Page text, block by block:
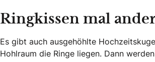
Ringkissen mal
Es gibt auch ausgehöhlte
Hohlraum die Ringe liegen. Dann